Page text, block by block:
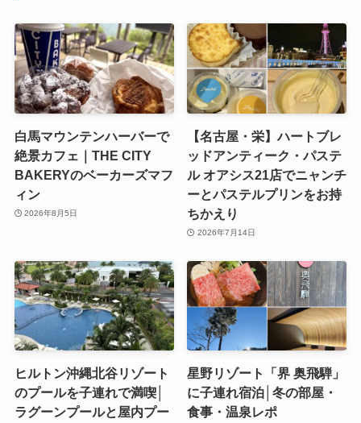
白馬マウンテンハーバーで
絶景カフェ｜THE CITY
BAKERYのベーカーズマフ
ィン
2026年8月5日
【名古屋・栄】ハートブレ
ッドアンティーク・パステ
ル オアシス21店でニャンチ
ーとパステルプリンをお持
ちかえり
2026年7月14日
ヒルトン沖縄北谷リゾート
のプールを子連れで満喫│
ラグーンプールと屋内プー
星野リゾート「界 奥飛騨」
に子連れ宿泊│冬の部屋・
食事・温泉レポ